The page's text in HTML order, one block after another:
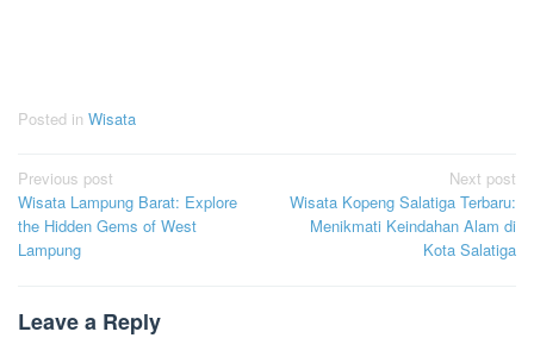
Posted in Wisata
Post
navigation
Previous post
Wisata Lampung Barat: Explore
the Hidden Gems of West
Lampung
Next post
Wisata Kopeng Salatiga Terbaru:
Menikmati Keindahan Alam di
Kota Salatiga
Leave a Reply